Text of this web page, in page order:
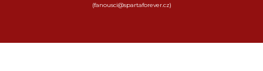
(fanousci@spartaforever.cz)